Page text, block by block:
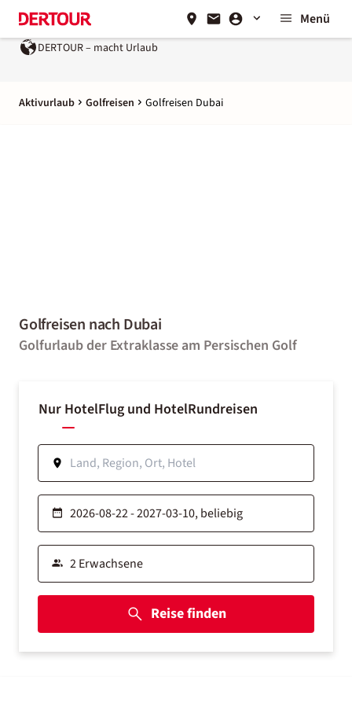
Menü
Ein Unternehmen derREWE Group
Aktivurlaub Golfreisen Golfreisen Dubai
Golfreisen nach Dubai
Golfurlaub der Extraklasse am Persischen Golf
Nur HotelFlug und HotelRundreisen
Reise finden